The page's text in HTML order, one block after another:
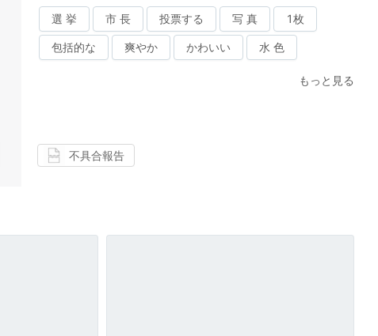
選 挙 市 長 投票する 写 真 1枚
包括的な 爽やか かわいい 水 色
もっと見る
不具合報告